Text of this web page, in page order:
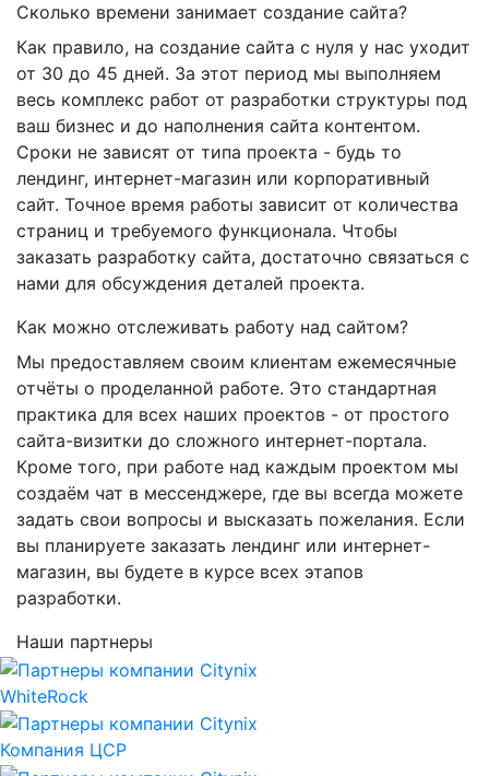
Сколько времени занимает создание сайта?
Как правило, на создание сайта с нуля у нас уходит
от 30 до 45 дней. За этот период мы выполняем
весь комплекс работ от разработки структуры под
ваш бизнес и до наполнения сайта контентом.
Сроки не зависят от типа проекта - будь то
лендинг, интернет-магазин или корпоративный
сайт. Точное время работы зависит от количества
страниц и требуемого функционала. Чтобы
заказать разработку сайта, достаточно связаться с
нами для обсуждения деталей проекта.
Как можно отслеживать работу над сайтом?
Мы предоставляем своим клиентам ежемесячные
отчёты о проделанной работе. Это стандартная
практика для всех наших проектов - от простого
сайта-визитки до сложного интернет-портала.
Кроме того, при работе над каждым проектом мы
создаём чат в мессенджере, где вы всегда можете
задать свои вопросы и высказать пожелания. Если
вы планируете заказать лендинг или интернет-
магазин, вы будете в курсе всех этапов
разработки.
Наши партнеры
WhiteRock
Компания ЦСР